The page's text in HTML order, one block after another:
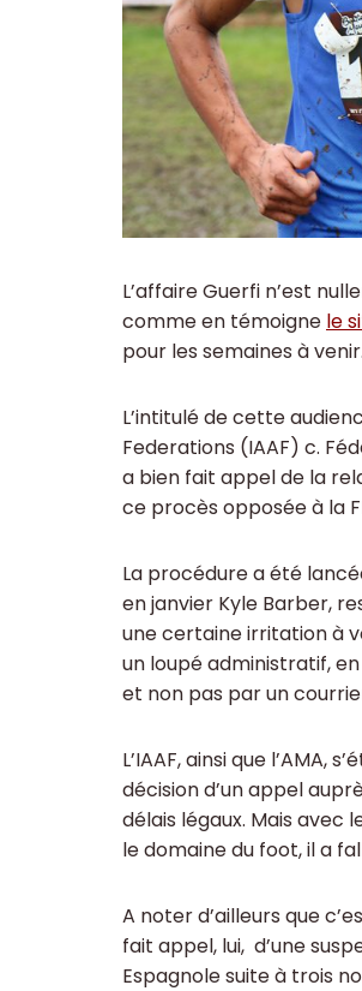
L’affaire Guerfi n’est
comme en témoigne le
pour les semaines à venir.
L’intitulé de cette
Federations (IAAF) c.
a bien fait appel de la
ce procès opposée à la
La procédure a été
en janvier Kyle Barber,
une certaine irritation à
un loupé administratif,
et non pas par un
L’IAAF, ainsi que l’AMA,
décision d’un appel
délais légaux. Mais avec
le domaine du foot, il a
A noter d’ailleurs que
fait appel, lui, d’une
Espagnole suite à trois